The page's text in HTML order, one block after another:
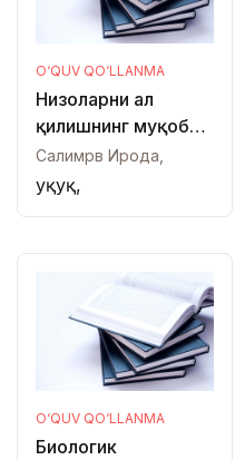
O‘QUV QO‘LLANMA
Низоларни ҳал
қилишнинг муқобил
усуллари
Салимрв Ирода,
Ҳуқуқ,
O‘QUV QO‘LLANMA
Биологик